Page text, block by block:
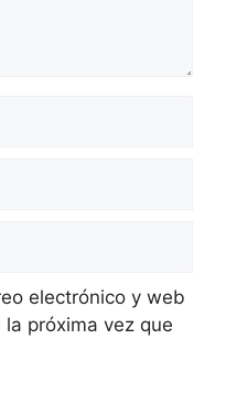
electrónico y web
próxima vez que